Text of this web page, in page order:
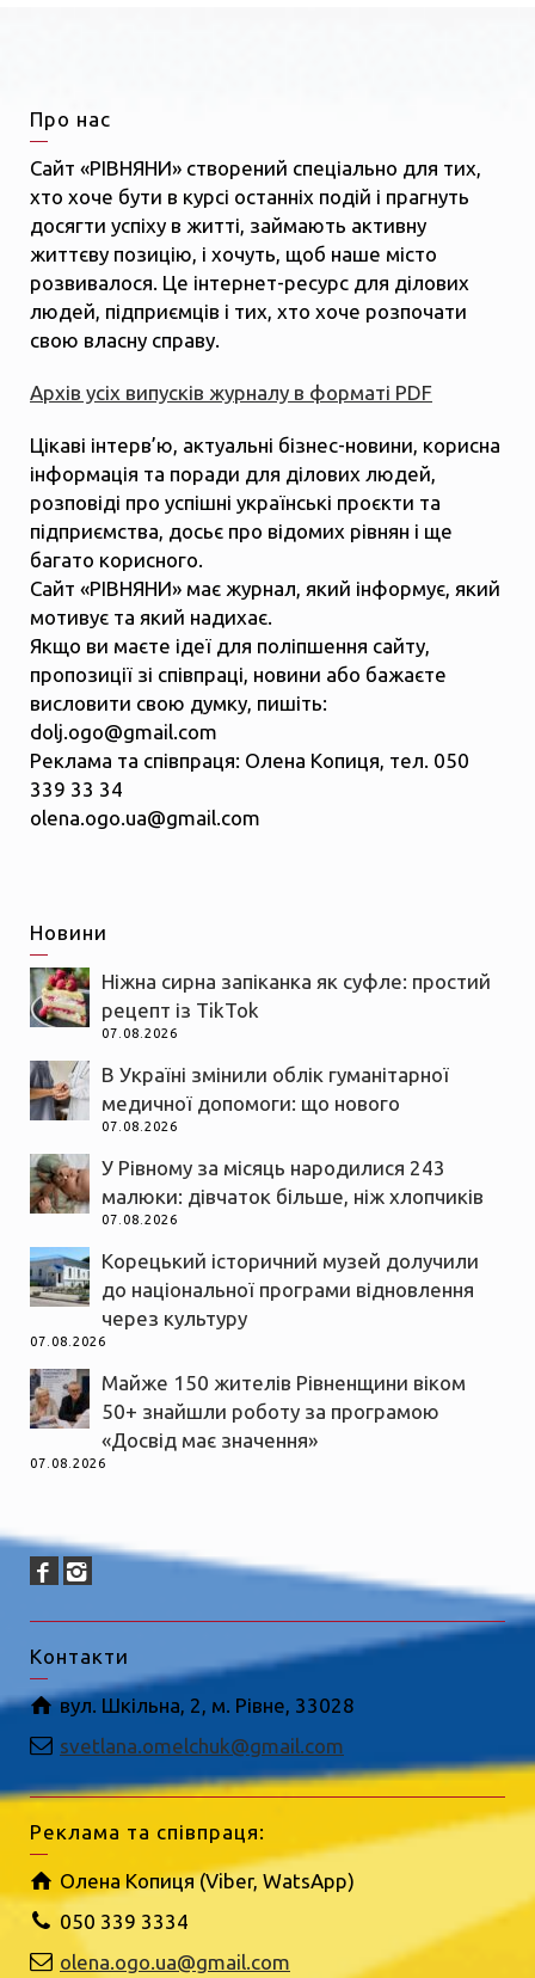
Про нас
Сайт «РІВНЯНИ» створений спеціально для тих,
хто хоче бути в курсі останніх подій і прагнуть
досягти успіху в житті, займають активну
життєву позицію, і хочуть, щоб наше місто
розвивалося. Це інтернет-ресурс для ділових
людей, підприємців і тих, хто хоче розпочати
свою власну справу.
Архів усіх випусків журналу в форматі PDF
Цікаві інтерв’ю, актуальні бізнес-новини, корисна
інформація та поради для ділових людей,
розповіді про успішні українські проєкти та
підприємства, досьє про відомих рівнян і ще
багато корисного.
Сайт «РІВНЯНИ» має журнал, який інформує, який
мотивує та який надихає.
Якщо ви маєте ідеї для поліпшення сайту,
пропозиції зі співпраці, новини або бажаєте
висловити свою думку, пишіть:
dolj.ogo@gmail.com
Реклама та співпраця: Олена Копиця, тел. 050
339 33 34
olena.ogo.ua@gmail.com
Новини
Ніжна сирна запіканка як суфле: простий
рецепт із TikTok
07.08.2026
В Україні змінили облік гуманітарної
медичної допомоги: що нового
07.08.2026
У Рівному за місяць народилися 243
малюки: дівчаток більше, ніж хлопчиків
07.08.2026
Корецький історичний музей долучили
до національної програми відновлення
через культуру
07.08.2026
Майже 150 жителів Рівненщини віком
50+ знайшли роботу за програмою
«Досвід має значення»
07.08.2026
Контакти
вул. Шкільна, 2, м. Рівне, 33028
svetlana.omelchuk@gmail.com
Реклама та співпраця:
Олена Копиця (Viber, WatsApp)
050 339 3334
olena.ogo.ua@gmail.com